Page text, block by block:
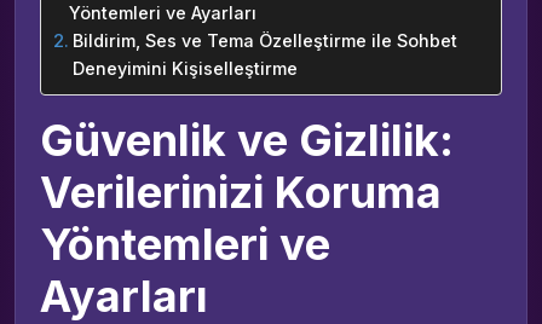
Yöntemleri ve Ayarları
Bildirim, Ses ve Tema Özelleştirme ile Sohbet
Deneyimini Kişiselleştirme
Güvenlik ve Gizlilik:
Verilerinizi Koruma
Yöntemleri ve
Ayarları